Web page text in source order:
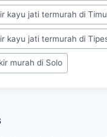
kayu jati termurah di
kayu jati termurah di
murah di Solo